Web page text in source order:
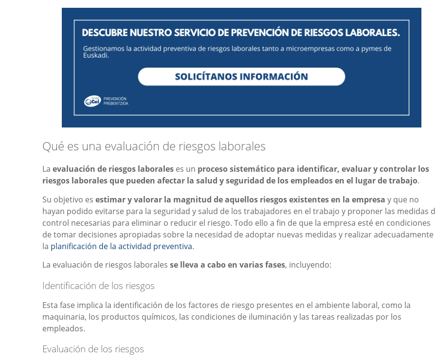
Qué es una evaluación de riesgos laborales
La evaluación de riesgos laborales es un proceso sistemático para identificar, evaluar y controlar los
riesgos laborales que pueden afectar la salud y seguridad de los empleados en el lugar de trabajo.
Su objetivo es estimar y valorar la magnitud de aquellos riesgos existentes en la empresa y que no
hayan podido evitarse para la seguridad y salud de los trabajadores en el trabajo y proponer las medidas
control necesarias para eliminar o reducir el riesgo. Todo ello a fin de que la empresa esté en condiciones
de tomar decisiones apropiadas sobre la necesidad de adoptar nuevas medidas y realizar adecuadamente
la planificación de la actividad preventiva.
La evaluación de riesgos laborales se lleva a cabo en varias fases, incluyendo:
Identificación de los riesgos
Esta fase implica la identificación de los factores de riesgo presentes en el ambiente laboral, como la
maquinaria, los productos químicos, las condiciones de iluminación y las tareas realizadas por los
empleados.
Evaluación de los riesgos